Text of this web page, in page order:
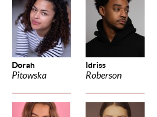
Dorah
Pitowska
Idriss
Roberson